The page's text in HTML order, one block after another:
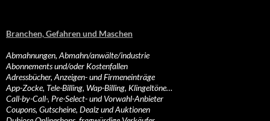
Branchen, Gefahren und Maschen
Abmahnungen, Abmahn/anwälte/industrie
Abonnements und/oder Kostenfallen
Adressbücher, Anzeigen- und Firmeneinträge
App-Zocke, Tele-Billing, Wap-Billing, Klingeltöne…
Call-by-Call-, Pre-Select- und Vorwahl-Anbieter
Coupons, Gutscheine, Dealz und Auktionen